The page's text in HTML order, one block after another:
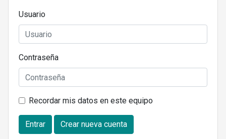
Usuario
Contraseña
Recordar mis datos en este equipo
Entrar Crear nueva cuenta